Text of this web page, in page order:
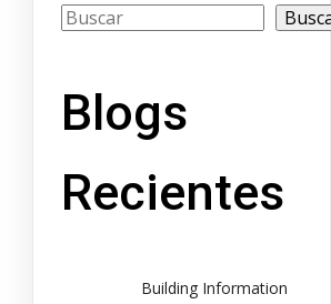
Blogs
Recientes
Building Information